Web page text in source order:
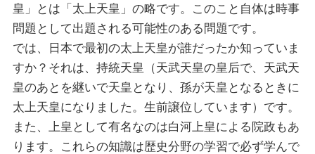
皇」とは「太上天皇」の略です。このこと自体は時事
問題として出題される可能性のある問題です。
では、日本で最初の太上天皇が誰だったか知っていま
すか？それは、持統天皇（天武天皇の皇后で、天武天
皇のあとを継いで天皇となり、孫が天皇となるときに
太上天皇になりました。生前譲位しています）です。
また、上皇として有名なのは白河上皇による院政もあ
ります。これらの知識は歴史分野の学習で必ず学んで